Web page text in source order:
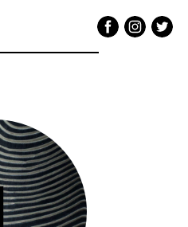
FacebookInstagramTwitter